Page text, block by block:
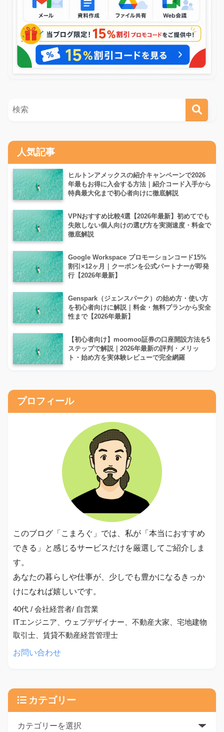
人気記事
ヒルトンアメックスの紹介キャンペーンで2026
年最もお得に入会する方法｜紹介コード入手から
特典最大化まで初心者向けに徹底解説
VPNおすすめ比較4選【2026年最新】初めてでも
失敗しない個人向けの選び方を実測速度・料金で
徹底解説
Google Workspace プロモーションコード15%
割引×12ヶ月｜クーポンを公式パートナーが即発
行【2026年最新】
Genspark（ジェンスパーク）の始め方・使い方
を初心者向けに解説｜料金・無料プランから安全
性まで【2026年最新】
【初心者向け】moomoo証券の口座開設方法を5
ステップで解説｜2026年最新の評判・メリッ
ト・始め方を実体験レビューで完全網羅
プロフィール
このブログ「こまろぐ」では、私が「本当におすすめ
できる」と感じるサービスだけを厳選してご紹介しま
す。
あなたの暮らしや仕事が、少しでも豊かになるきっか
けになれば嬉しいです。
40代 / 会社経営者/ 自営業
ITエンジニア、ウェブデザイナー、不動産大家、宅地建物
取引士、賃貸不動産経営管理士
お問い合わせ
カテゴリー